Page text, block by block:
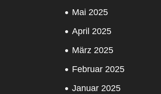
Mai 2025
April 2025
März 2025
Februar 2025
Januar 2025